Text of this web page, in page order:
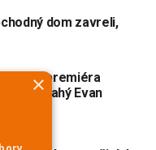
dom zavreli,
premiéra
Drahý Evan
×